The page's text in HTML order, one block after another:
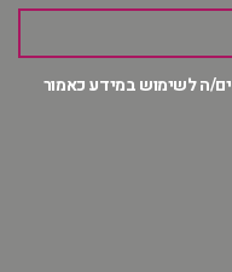
ה לשימוש במידע כאמור